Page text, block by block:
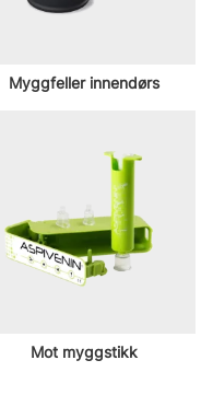
Myggfeller innendørs
Mot myggstikk